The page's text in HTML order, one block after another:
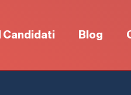
I Candidati Blog